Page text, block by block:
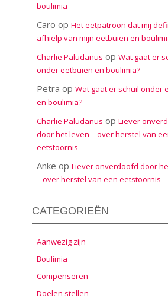
boulimia
Caro op Het eetpatroon dat mij
afhielp van mijn eetbuien en
Charlie Paludanus op Wat gaat er
onder eetbuien en boulimia?
Petra op Wat gaat er schuil onder
en boulimia?
Charlie Paludanus op Liever
door het leven – over herstel van
eetstoornis
Anke op Liever onverdoofd door
– over herstel van een eetstoornis
CATEGORIEËN
Aanwezig zijn
Boulimia
Compenseren
Doelen stellen